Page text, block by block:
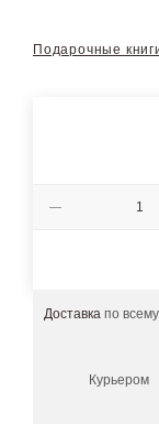
Подарочные
Доставка по
Курьером